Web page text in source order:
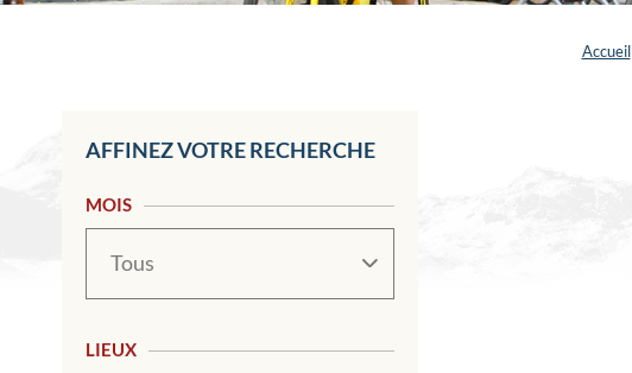
Accueil
AFFINEZ VOTRE RECHERCHE
MOIS
LIEUX